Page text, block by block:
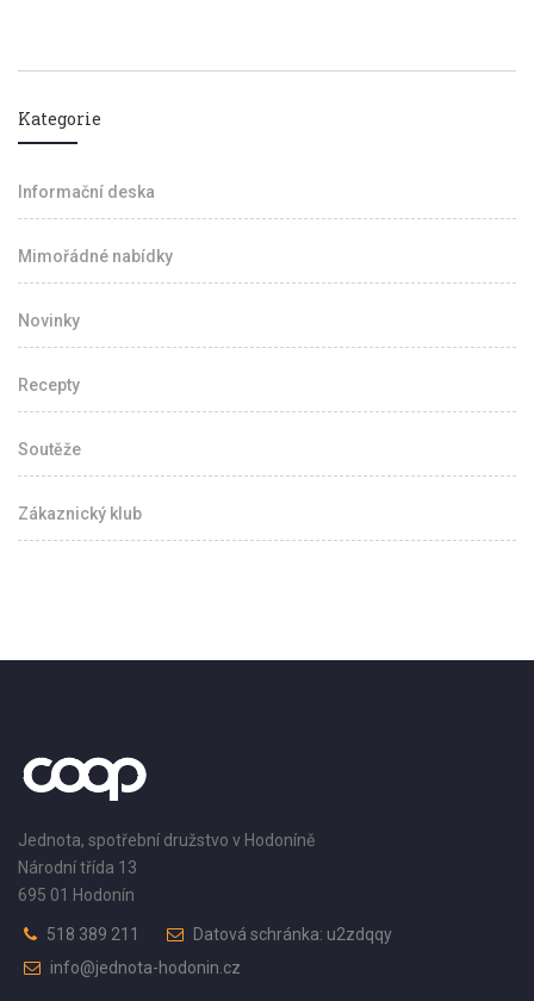
Kategorie
Informační deska
Mimořádné nabídky
Novinky
Recepty
Soutěže
Zákaznický klub
Jednota, spotřební družstvo v Hodoníně
Národní třída 13
695 01 Hodonín
518 389 211
Datová schránka: u2zdqqy
info@jednota-hodonin.cz